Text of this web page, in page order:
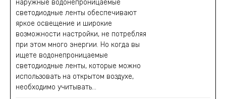
наружные водонепроницаемые
светодиодные ленты обеспечивают
яркое освещение и широкие
возможности настройки, не потребляя
при этом много энергии. Но когда вы
ищете водонепроницаемые
светодиодные ленты, которые можно
использовать на открытом воздухе,
необходимо учитывать...